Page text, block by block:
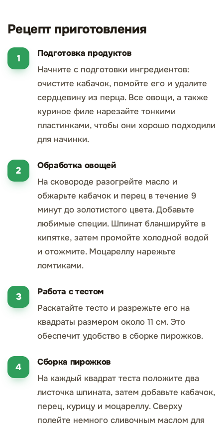
Рецепт приготовления
Подготовка продуктов
Начните с подготовки ингредиентов:
очистите кабачок, помойте его и удалите
сердцевину из перца. Все овощи, а также
куриное филе нарезайте тонкими
пластинками, чтобы они хорошо подходили
для начинки.
Обработка овощей
На сковороде разогрейте масло и
обжарьте кабачок и перец в течение 9
минут до золотистого цвета. Добавьте
любимые специи. Шпинат бланшируйте в
кипятке, затем промойте холодной водой
и отожмите. Моцареллу нарежьте
ломтиками.
Работа с тестом
Раскатайте тесто и разрежьте его на
квадраты размером около 11 см. Это
обеспечит удобство в сборке пирожков.
Сборка пирожков
На каждый квадрат теста положите два
листочка шпината, затем добавьте кабачок,
перец, курицу и моцареллу. Сверху
полейте немного сливочным маслом для